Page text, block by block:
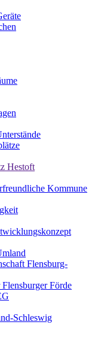
Hestoft
Kommune
Flensburg-
Förde
Schleswig